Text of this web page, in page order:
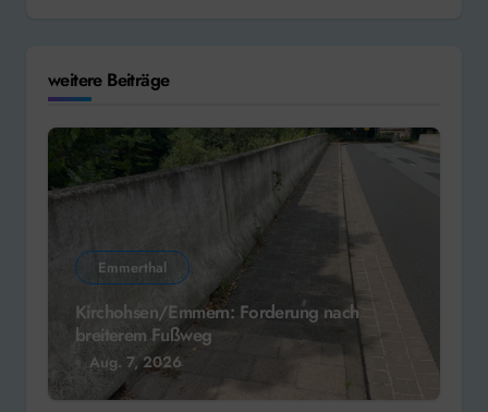
weitere Beiträge
Emmerthal
Kirchohsen/Emmern: Forderung nach
breiterem Fußweg
Aug. 7, 2026